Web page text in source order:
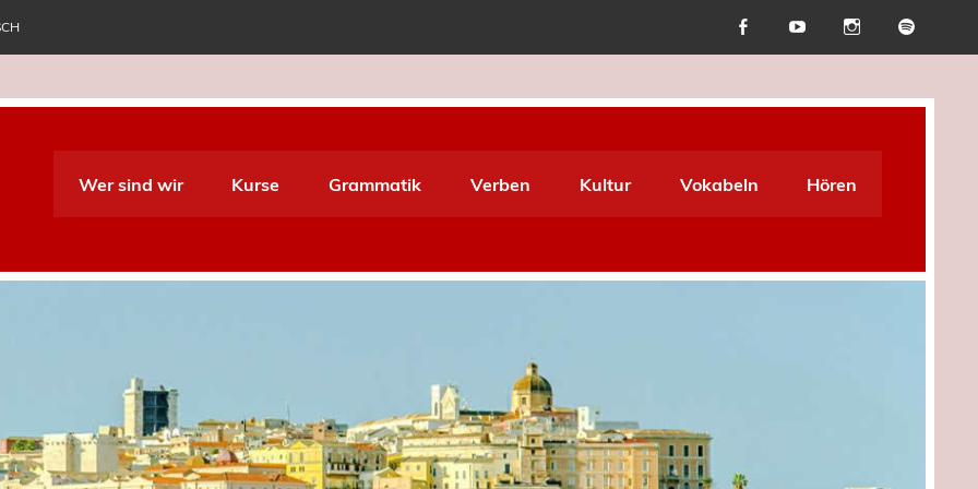
World Italiano
Wer sind wir Kurse Grammatik Verben Kultur Vokabeln Hören